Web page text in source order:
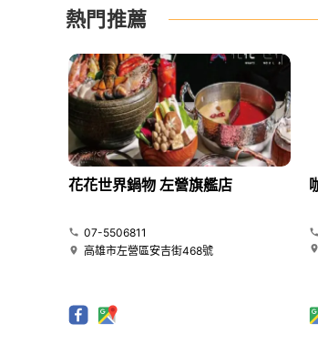
熱門推薦
花花世界鍋物 左營旗艦店
07-5506811
高雄市左營區安吉街468號